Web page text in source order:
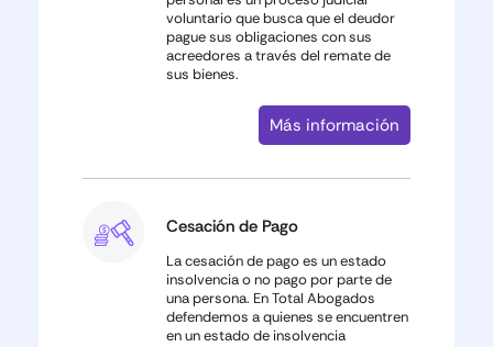
voluntario que busca que el deudor
pague sus obligaciones con sus
acreedores a través del remate de
sus bienes.
Más información
Cesación de Pago
La cesación de pago es un estado
insolvencia o no pago por parte de
una persona. En Total Abogados
defendemos a quienes se encuentren
en un estado de insolvencia